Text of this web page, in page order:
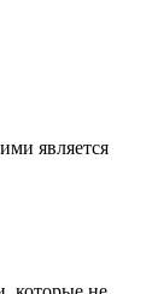
является